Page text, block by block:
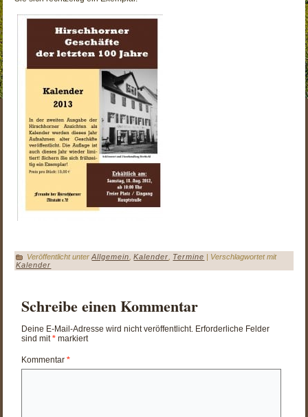
Veröffentlicht unter Allgemein,Kalender, Termine
Verschlagwortet mit
Kalender
Schreibe einen Kommentar
Deine E-Mail-Adresse wird nicht veröffentlicht. Erforderliche Felder
sind mit* markiert
Kommentar*